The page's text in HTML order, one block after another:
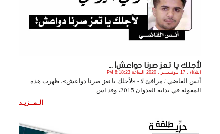
لأجلك يا تعز صرنا دواعش! ...
الثلاثاء , 17 نـوفـمـبـر , 2020 الساعة 8:18:23 PM
أنس القاضي / مرافئ لا - «لأجلك يا تعز صرنا دواعش»، ظهرت هذه
المقولة في بداية العدوان 2015، وقد اس. .
الـمــزيـد